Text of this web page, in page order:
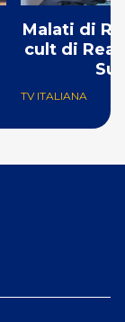
Malati di
cult di
TV ITALIANA